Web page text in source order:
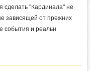
сделать "Кардинала" не
зависящей от прежних
события и реальн